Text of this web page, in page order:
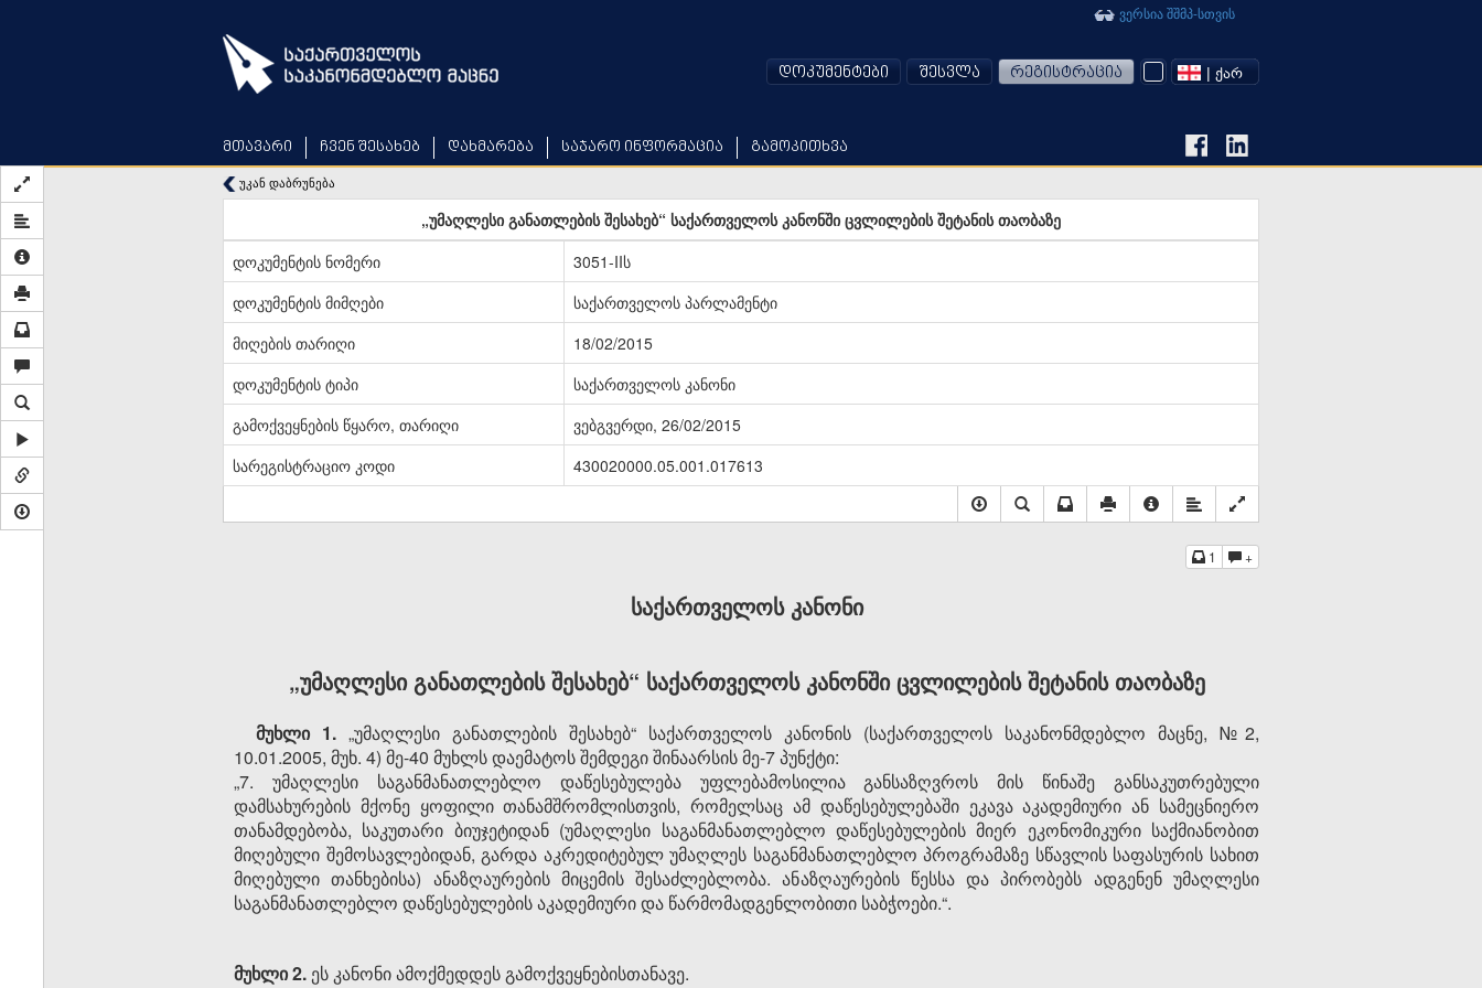
მთავარი ჩვენ შესახებ დახმარება საჯარო ინფორმაცია გამოკითხვა
ვერსია შშმპ-სთვის
დოკუმენტები შესვლა რეგისტრაცია | ᲥᲐᲠ
უკან დაბრუნება
„უმაღლესი განათლების შესახებ“ საქართველოს კანონში ცვლილების შეტანის თაობაზე
დოკუმენტის ნომერი
3051-IIს
დოკუმენტის მიმღები
საქართველოს პარლამენტი
მიღების თარიღი
18/02/2015
დოკუმენტის ტიპი
საქართველოს კანონი
გამოქვეყნების წყარო, თარიღი
ვებგვერდი, 26/02/2015
სარეგისტრაციო კოდი
430020000.05.001.017613
1 +
საქართველოს კანონი
„უმაღლესი განათლების შესახებ“ საქართველოს კანონში ცვლილების შეტანის თაობაზე
მუხლი 1. „უმაღლესი განათლების შესახებ“ საქართველოს კანონის (საქართველოს საკანონმდებლო მაცნე, №2,
10.01.2005, მუხ. 4) მე-40 მუხლს დაემატოს შემდეგი შინაარსის მე-7 პუნქტი:
„7. უმაღლესი საგანმანათლებლო დაწესებულება უფლებამოსილია განსაზღვროს მის წინაშე განსაკუთრებული
დამსახურების მქონე ყოფილი თანამშრომლისთვის, რომელსაც ამ დაწესებულებაში ეკავა აკადემიური ან სამეცნიერო
თანამდებობა, საკუთარი ბიუჯეტიდან (უმაღლესი საგანმანათლებლო დაწესებულების მიერ ეკონომიკური საქმიანობით
მიღებული შემოსავლებიდან, გარდა აკრედიტებულ უმაღლეს საგანმანათლებლო პროგრამაზე სწავლის საფასურის სახით
მიღებული თანხებისა) ანაზღაურების მიცემის შესაძლებლობა. ანაზღაურების წესსა და პირობებს ადგენენ უმაღლესი
საგანმანათლებლო დაწესებულების აკადემიური და წარმომადგენლობითი საბჭოები.“.
მუხლი 2. ეს კანონი ამოქმედდეს გამოქვეყნებისთანავე.